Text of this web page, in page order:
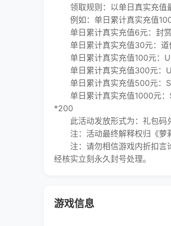
领取规则：以单日真实充值最
例如：单日累计真实充值
单日累计真实充值6元：封
单日累计真实充值30元：道
单日累计真实充值100元：
单日累计真实充值300元：
单日累计真实充值500元：
单日累计真实充值1000元：
*200
此活动发放形式为：礼包码
注：活动最终解释权归《萝
注：请勿相信游戏内折扣言
经核实立刻永久封号处理。
游戏信息